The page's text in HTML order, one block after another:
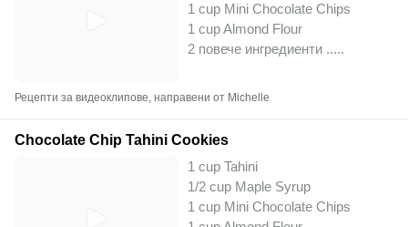
1 cup Mini Chocolate Chips
1 cup Almond Flour
2 повече ингредиенти .....
Рецепти за видеоклипове, направени от Michelle
Chocolate Chip Tahini Cookies
1 cup Tahini
1/2 cup Maple Syrup
1 cup Mini Chocolate Chips